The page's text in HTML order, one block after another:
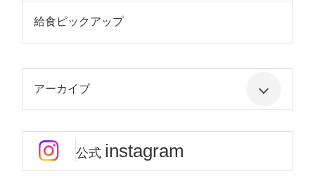
給食ピックアップ
アーカイブ
公式 instagram